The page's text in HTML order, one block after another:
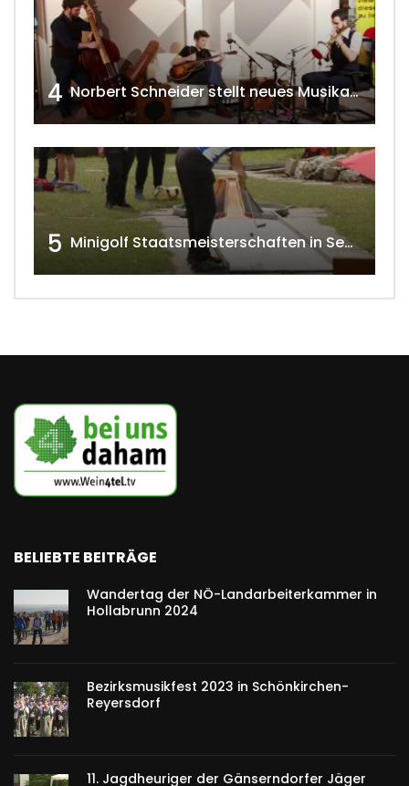
4 Norbert Schneider stellt neues Musikalbum vor 2020 w4tv168
5 Minigolf Staatsmeisterschaften in Seefeld-Kadolz w4tv174
BELIEBTE BEITRÄGE
Wandertag der NÖ-Landarbeiterkammer in
Hollabrunn 2024
Bezirksmusikfest 2023 in Schönkirchen-
Reyersdorf
11. Jagdheuriger der Gänserndorfer Jäger